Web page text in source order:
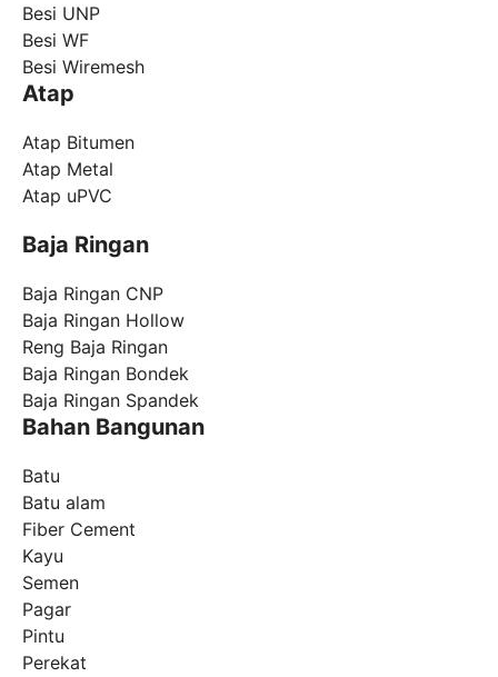
Besi UNP
Besi WF
Besi Wiremesh
Atap
Atap Bitumen
Atap Metal
Atap uPVC
Baja Ringan
Baja Ringan CNP
Baja Ringan Hollow
Reng Baja Ringan
Baja Ringan Bondek
Baja Ringan Spandek
Bahan Bangunan
Batu
Batu alam
Fiber Cement
Kayu
Semen
Pagar
Pintu
Perekat